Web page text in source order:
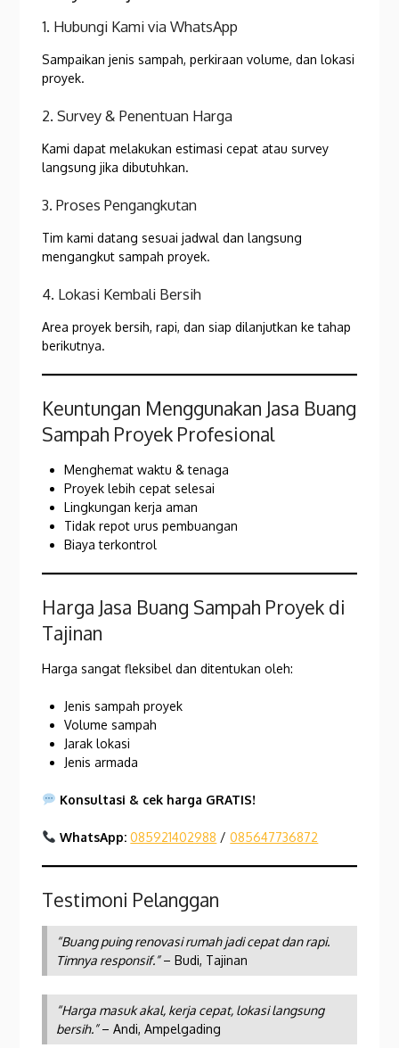
1. Hubungi Kami via WhatsApp
Sampaikan jenis sampah, perkiraan volume, dan lokasi
proyek.
2. Survey & Penentuan Harga
Kami dapat melakukan estimasi cepat atau survey
langsung jika dibutuhkan.
3. Proses Pengangkutan
Tim kami datang sesuai jadwal dan langsung
mengangkut sampah proyek.
4. Lokasi Kembali Bersih
Area proyek bersih, rapi, dan siap dilanjutkan ke tahap
berikutnya.
Keuntungan Menggunakan Jasa Buang
Sampah Proyek Profesional
Menghemat waktu & tenaga
Proyek lebih cepat selesai
Lingkungan kerja aman
Tidak repot urus pembuangan
Biaya terkontrol
Harga Jasa Buang Sampah Proyek di
Tajinan
Harga sangat fleksibel dan ditentukan oleh:
Jenis sampah proyek
Volume sampah
Jarak lokasi
Jenis armada
Konsultasi & cek harga GRATIS!
WhatsApp: 085921402988 /085647736872
Testimoni Pelanggan
“Buang puing renovasi rumah jadi cepat dan rapi.
Timnya responsif.”– Budi, Tajinan
“Harga masuk akal, kerja cepat, lokasi langsung
bersih.”– Andi, Ampelgading